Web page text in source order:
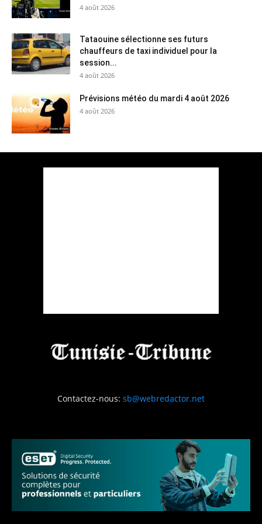
4 août 2026
Tataouine sélectionne ses futurs
chauffeurs de taxi individuel pour la
session...
4 août 2026
Prévisions météo du mardi 4 août 2026
4 août 2026
Contactez-nous: sb@webredactor.net